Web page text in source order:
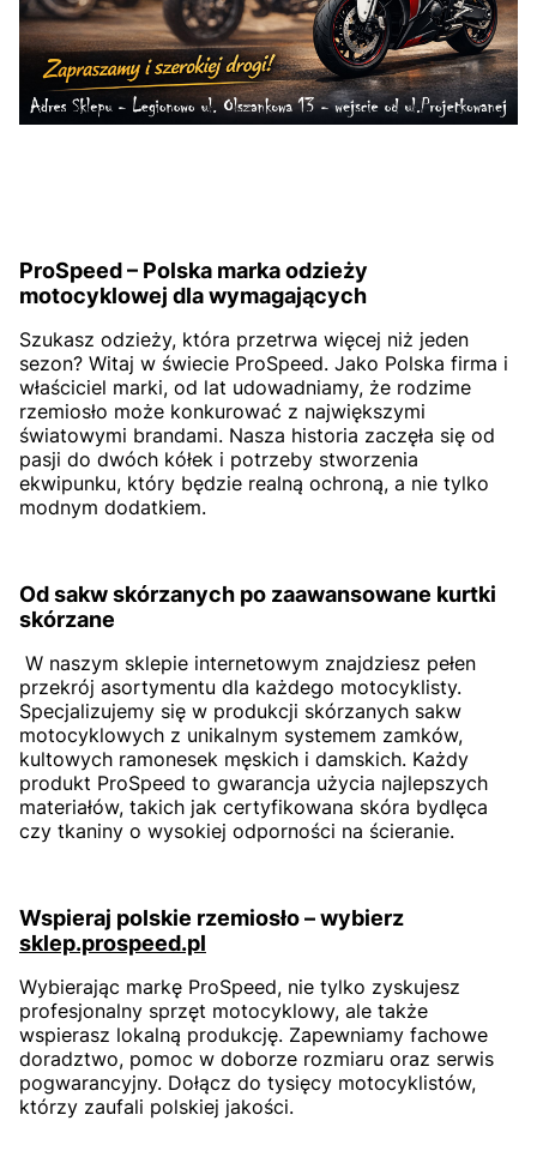
ProSpeed – Polska marka odzieży
motocyklowej dla wymagających
Szukasz odzieży, która przetrwa więcej niż jeden
sezon? Witaj w świecie ProSpeed. Jako Polska firma i
właściciel marki, od lat udowadniamy, że rodzime
rzemiosło może konkurować z największymi
światowymi brandami. Nasza historia zaczęła się od
pasji do dwóch kółek i potrzeby stworzenia
ekwipunku, który będzie realną ochroną, a nie tylko
modnym dodatkiem.
Od sakw skórzanych po zaawansowane kurtki
skórzane
W naszym sklepie internetowym znajdziesz pełen
przekrój asortymentu dla każdego motocyklisty.
Specjalizujemy się w produkcji skórzanych sakw
motocyklowych z unikalnym systemem zamków,
kultowych ramonesek męskich i damskich. Każdy
produkt ProSpeed to gwarancja użycia najlepszych
materiałów, takich jak certyfikowana skóra bydlęca
czy tkaniny o wysokiej odporności na ścieranie.
Wspieraj polskie rzemiosło – wybierz
sklep.prospeed.pl
Wybierając markę ProSpeed, nie tylko zyskujesz
profesjonalny sprzęt motocyklowy, ale także
wspierasz lokalną produkcję. Zapewniamy fachowe
doradztwo, pomoc w doborze rozmiaru oraz serwis
pogwarancyjny. Dołącz do tysięcy motocyklistów,
którzy zaufali polskiej jakości.